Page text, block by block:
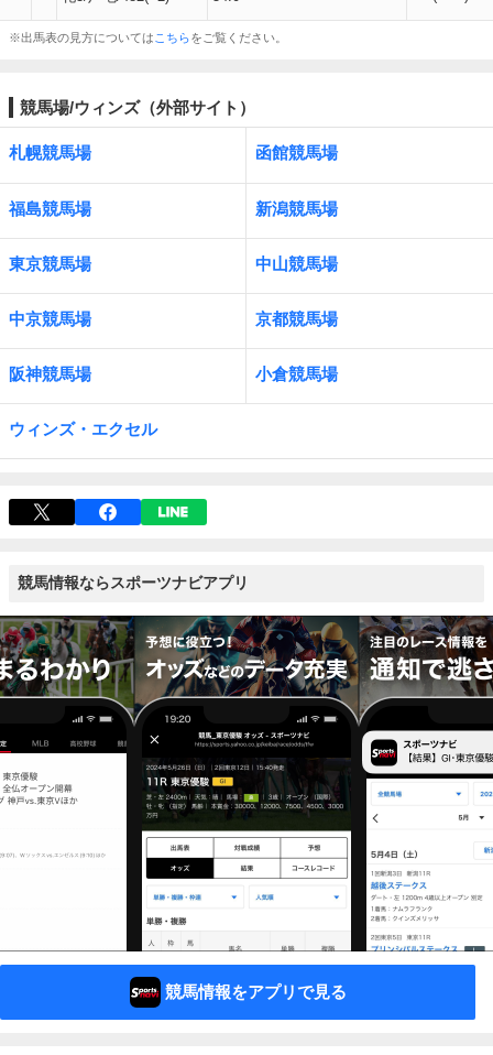
※出馬表の見方については こちらをご覧ください。
競馬場/ウィンズ（外部サイト）
札幌競馬場 函館競馬場
福島競馬場 新潟競馬場
東京競馬場 中山競馬場
中京競馬場 京都競馬場
阪神競馬場 小倉競馬場
ウィンズ・エクセル
競馬情報ならスポーツナビアプリ
競馬情報をアプリで見る